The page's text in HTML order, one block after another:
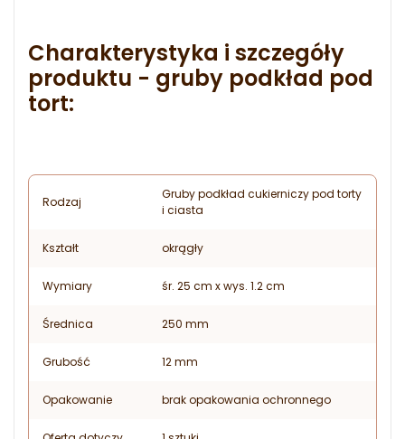
Charakterystyka i szczegóły
produktu - gruby podkład pod
tort:
Rodzaj
Gruby podkład cukierniczy pod torty
i ciasta
Kształt okrągły
Wymiary śr. 25 cm x wys. 1.2 cm
Średnica 250 mm
Grubość 12 mm
Opakowanie brak opakowania ochronnego